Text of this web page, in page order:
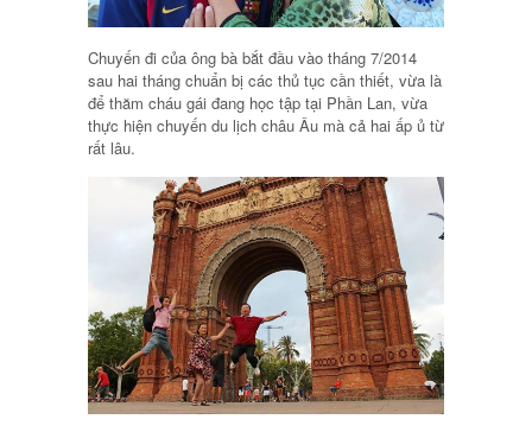
Chuyến đi của ông bà bắt đầu vào tháng 7/2014
sau hai tháng chuẩn bị các thủ tục cần thiết, vừa là
để thăm cháu gái đang học tập tại Phần Lan, vừa
thực hiện chuyến du lịch châu Âu mà cả hai ấp ủ từ
rất lâu.